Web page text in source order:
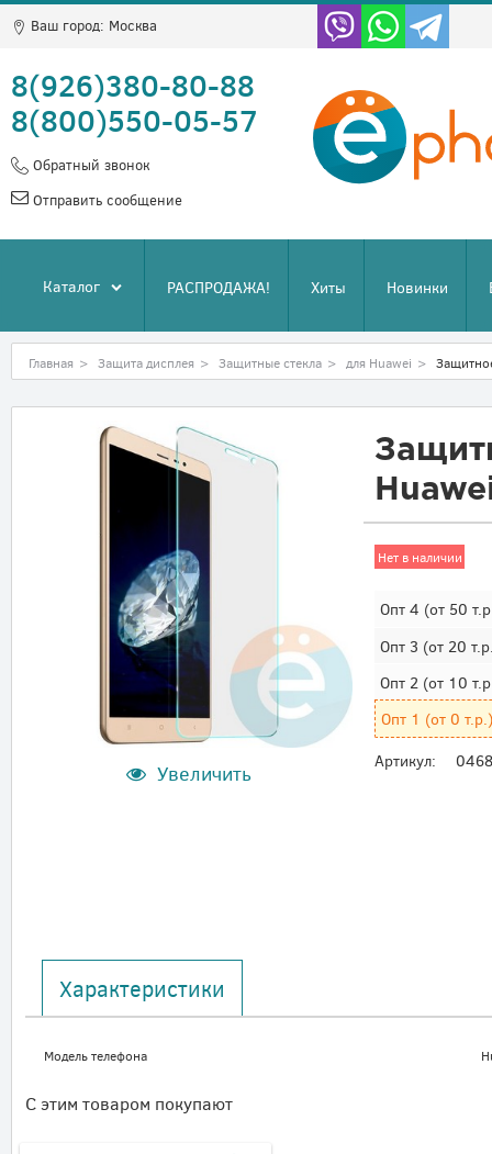
Ваш город: Москва
8(926)380-80-88
8(800)550-05-57
Обратный звонок
Отправить сообщение
Каталог РАСПРОДАЖА! Хиты Новинки
Главная > Защита дисплея > Защитные стекла > для Huawei >
Увеличить
Нет в наличии
Опт 4 (от 50
Опт 3 (от 20
Опт 2(от 10
Опт 1 (от 0 т.р.)
Артикул:
Характеристики
Модель телефона
С этим товаром покупают